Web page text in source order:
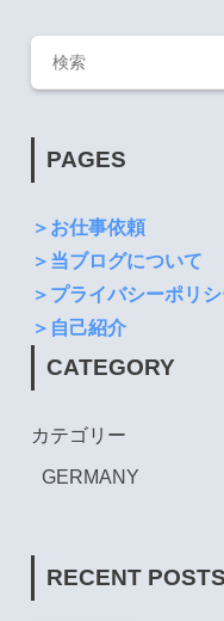
PAGES
＞お仕事依頼
＞当ブログについて
＞プライバシーポリ
＞自己紹介
CATEGORY
カテゴリー
RECENT POSTS